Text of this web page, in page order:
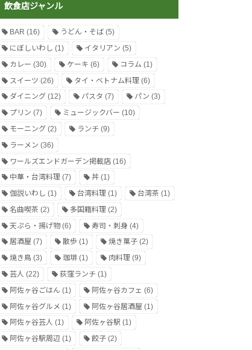
飲食店ジャンル
BAR (16) うどん・そば(5)
にぼしいわし (1) イタリアン (5)
カレー (30) ケーキ (6) コラム (1)
スイーツ (26) タイ・ベトナム料理 (6)
ダイニング (12) パスタ (7) パン (3)
プリン (7) ミュージックバー (10)
モーニング (2) ランチ(9)
ラーメン (36)
ワールズエンドガーデン掲載店 (16)
中華・台湾料理 (7) 丼(1)
伽説いわし (1) 台湾料理(1) 台湾茶 (1)
名曲喫茶 (2) 多国籍料理(2)
天ぷら・揚げ物 (6) 寿司・刺身(4)
居酒屋 (7) 散歩(1) 焼き菓子(2)
焼き鳥 (3) 珈琲(1) 肉料理(9)
芸人 (22) 荻窪ランチ(1)
阿佐ヶ谷ごはん (1) 阿佐ヶ谷カフェ (6)
阿佐ヶ谷グルメ (1) 阿佐ヶ谷居酒屋 (1)
阿佐ヶ谷芸人 (1) 阿佐ヶ谷駅 (1)
阿佐ヶ谷駅周辺 (1) 餃子(2)